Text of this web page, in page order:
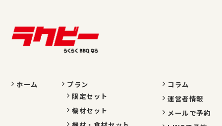
ホーム
プラン
限定セット
機材セット
コラム
運営者情報
メールで予約